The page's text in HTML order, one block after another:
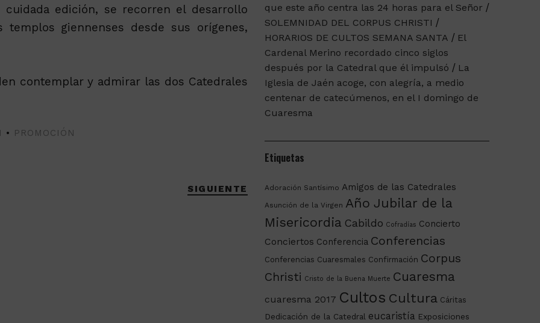
cuidada edición, se recorren el desarrollo
giennenses desde sus orígenes,
contemplar y admirar las dos Catedrales
• PROMOCIÓN
SIGUIENTE
que este año centra las 24 horas para el Señor
SOLEMNIDAD DEL CORPUS CHRISTI
HORARIOS DE CULTOS SEMANA SANTA
El
Cardenal Merino recordado cinco siglos
después por la Catedral que él impulsó
La
Iglesia de Jaén acoge, con alegría, a medio
centenar de catecúmenos, en el I domingo de
Cuaresma
Etiquetas
Adoración Santísimo Amigos de las Catedrales
Asunción de la Virgen Año Jubilar de la
Misericordia Cabildo Cofradías Concierto
Conciertos Conferencia Conferencias
Conferencias Cuaresmales Confirmación Corpus
Christi Cristo de la Buena Muerte Cuaresma
cuaresma 2017 Cultos Cultura Cáritas
Dedicación de la Catedral eucaristía Exposiciones